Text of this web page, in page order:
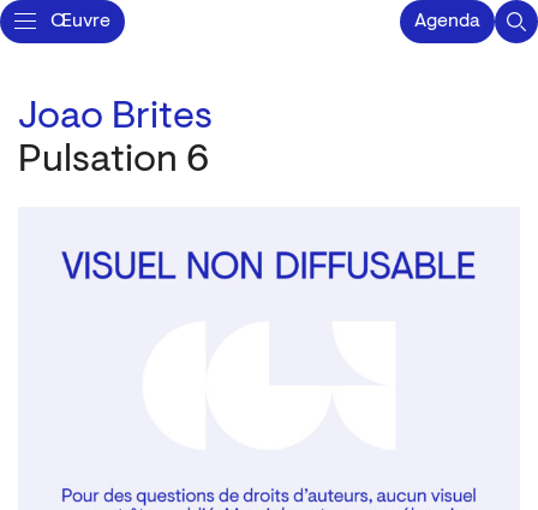
Œuvre Agenda
Joao Brites
Pulsation 6